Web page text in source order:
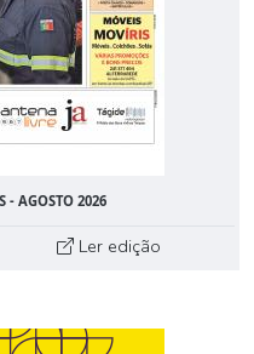
- AGOSTO 2026
Ler edição